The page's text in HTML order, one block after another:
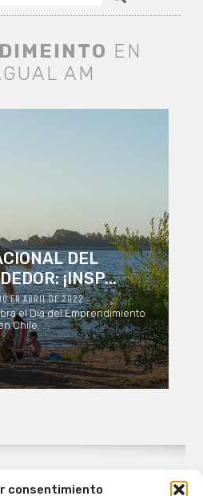
consentimiento
EN
AM
DEL
¡INSP...
EN ABRIL DE 2022
el Día del Emprendimiento
Chile, ...